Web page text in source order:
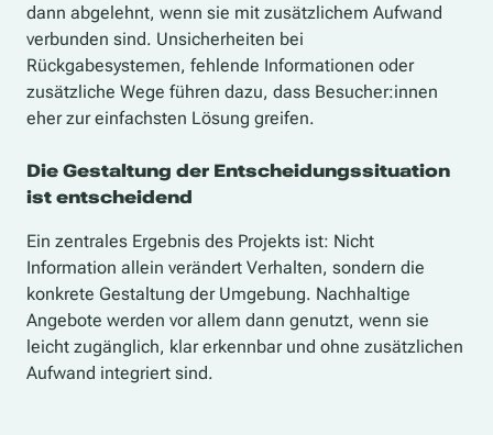
dann abgelehnt, wenn sie mit zusätzlichem Aufwand
verbunden sind. Unsicherheiten bei
Rückgabesystemen, fehlende Informationen oder
zusätzliche Wege führen dazu, dass Besucher:innen
eher zur einfachsten Lösung greifen.
Die Gestaltung der Entscheidungssituation
ist entscheidend
Ein zentrales Ergebnis des Projekts ist: Nicht
Information allein verändert Verhalten, sondern die
konkrete Gestaltung der Umgebung. Nachhaltige
Angebote werden vor allem dann genutzt, wenn sie
leicht zugänglich, klar erkennbar und ohne zusätzlichen
Aufwand integriert sind.